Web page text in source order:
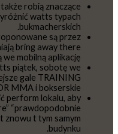
robią znaczące
watts typach
bukmacherskich.
są przez
bring away there
mobilną aplikację.
piątek, sobotę we
gale TRAINING
MMA i bokserskie.
perform lokalu, aby
“prawdopodobnie
znowu t tym samym
budynku.